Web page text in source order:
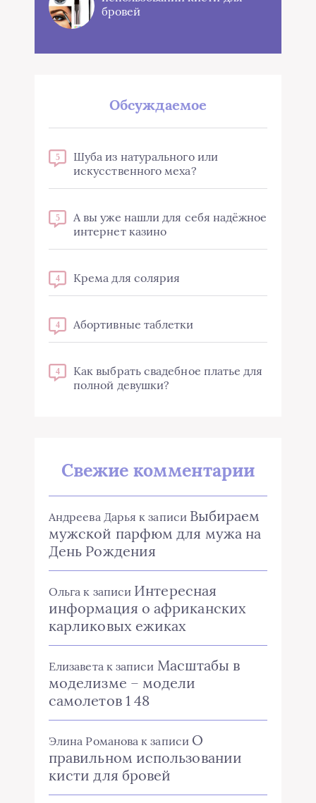
бровей
Обсуждаемое
5
Шуба из натурального или
искусственного меха?
5
А вы уже нашли для себя надёжное
интернет казино
4 Крема для солярия
4 Абортивные таблетки
4
Как выбрать свадебное платье для
полной девушки?
Свежие комментарии
Андреева Дарья к записи Выбираем
мужской парфюм для мужа на
День Рождения
Ольга к записи Интересная
информация о африканских
карликовых ежиках
Елизаветак записи Масштабы в
моделизме – модели
самолетов 1 48
Элина Романова к записи О
правильном использовании
кисти для бровей